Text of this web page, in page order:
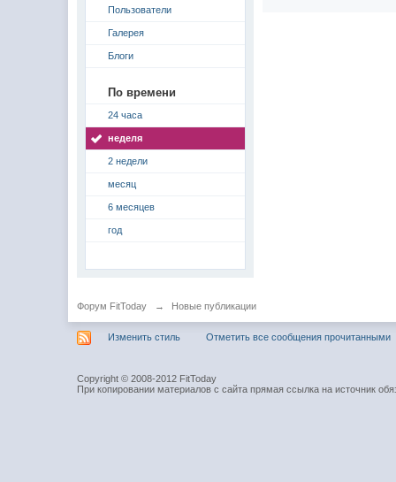
Пользователи
Галерея
Блоги
По времени
24 часа
неделя
2 недели
месяц
6 месяцев
год
Форум FitToday → Новые публикации
Изменить стиль Отметить все сообщения прочитанными
Copyright © 2008-2012 FitToday
При копировании материалов с сайта прямая ссылка на источник